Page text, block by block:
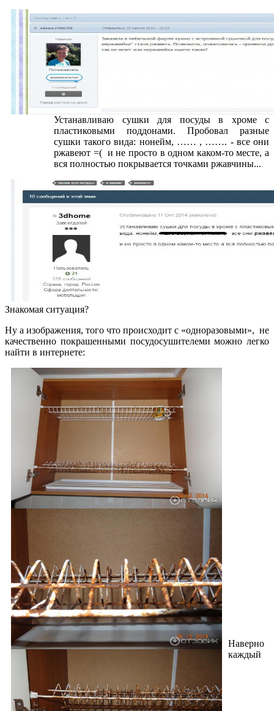
Устанавливаю сушки для посуды в хроме с
пластиковыми поддонами. Пробовал разные
сушки такого вида: нонейм, …… , ……. - все они
ржавеют =( и не просто в одном каком-то месте, а
вся полностью покрывается точками ржавчины...
Знакомая ситуация?
Ну а изображения, того что происходит с «одноразовыми», не
качественно покрашенными посудосушителеми можно легко
найти в интернете:
Наверно
каждый